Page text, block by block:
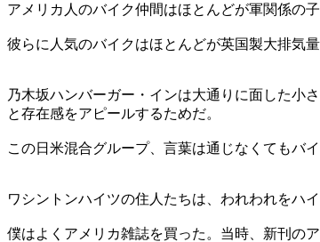
アメリカ人のバイク仲間はほとんどが軍関係の
彼らに人気のバイクはほとんどが英国製大排気
乃木坂ハンバーガー・インは大通りに面した小
と存在感をアピールするためだ。
この日米混合グループ、言葉は通じなくてもバ
ワシントンハイツの住人たちは、われわれをハ
僕はよくアメリカ雑誌を買った。当時、新刊の